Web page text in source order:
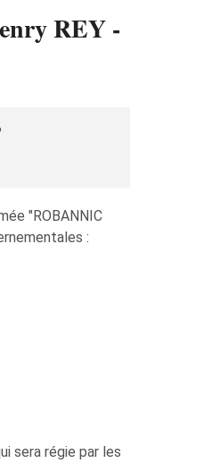
REY -
"ROBANNIC
:
sera régie par les